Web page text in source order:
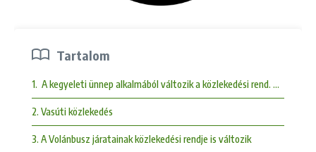
Tartalom
1. A kegyeleti ünnep alkalmából változik a közlekedési rend. Október
2. Vasúti közlekedés
3. A Volánbusz járatainak közlekedési rendje is változik